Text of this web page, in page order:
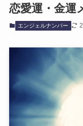
恋愛運・金運
エンジェルナンバー